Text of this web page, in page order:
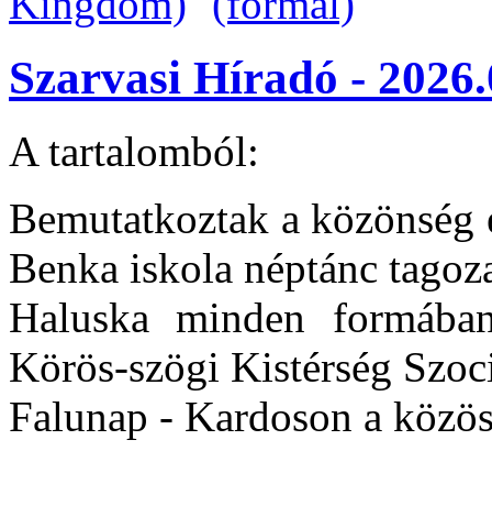
Szarvasi Híradó -
A tartalomból:
Bemutatkoztak a
Benka iskola néptánc
Haluska minden
Körös-szögi Kistérség
Falunap - Kardoson a